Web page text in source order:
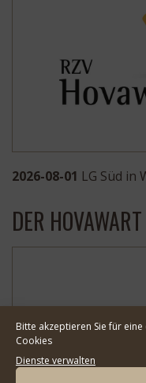
Bitte akzeptieren Sie für
Cookies
Dienste verwalten
2026-08-01 LG Süd in
DER